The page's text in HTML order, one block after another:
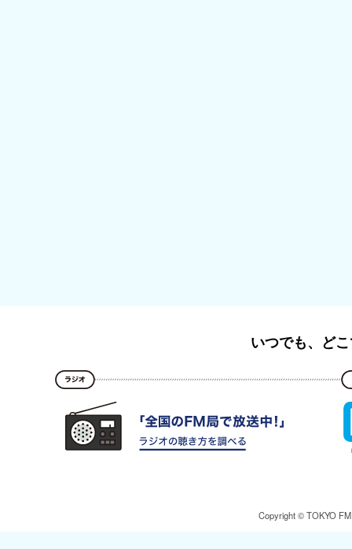
いつでも、ど
Copyright © TOKYO